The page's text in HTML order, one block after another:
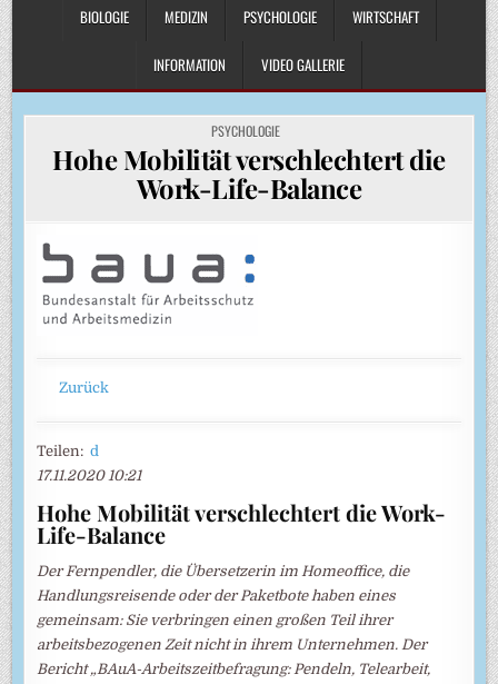
BIOLOGIE MEDIZIN PSYCHOLOGIE WIRTSCHAFT
INFORMATION VIDEO GALLERIE
POSTED
IN
PSYCHOLOGIE
Hohe Mobilität verschlechtert die
Work-Life-Balance
Zurück
Teilen:d
17.11.2020 10:21
Hohe Mobilität verschlechtert die Work-
Life-Balance
Der Fernpendler, die Übersetzerin im Homeoffice, die
Handlungsreisende oder der Paketbote haben eines
gemeinsam: Sie verbringen einen großen Teil ihrer
arbeitsbezogenen Zeit nicht in ihrem Unternehmen. Der
Bericht „BAuA-Arbeitszeitbefragung: Pendeln, Telearbeit,